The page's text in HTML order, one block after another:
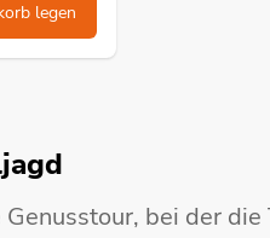
legen
Genusstour, bei der